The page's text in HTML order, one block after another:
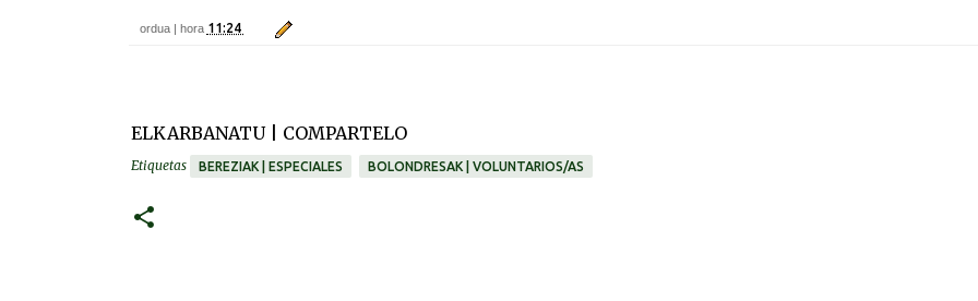
ordua | hora 11:24
ELKARBANATU | COMPARTELO
Etiquetas BEREZIAK | ESPECIALES BOLONDRESAK | VOLUNTARIOS/AS